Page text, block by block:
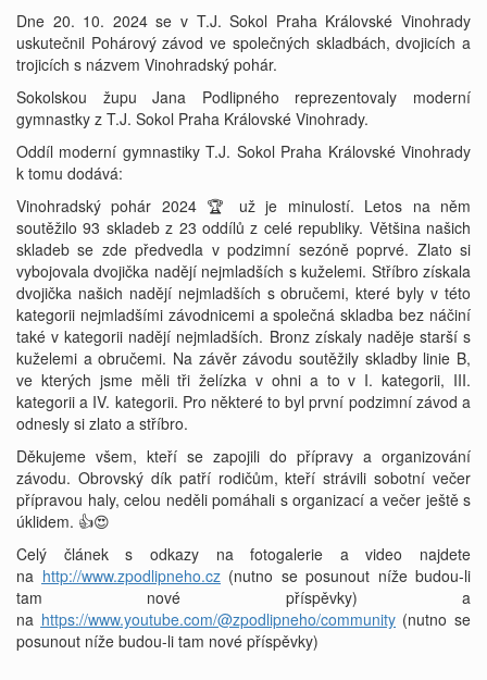
Dne 20. 10. 2024 se v T.J. Sokol Praha Královské Vinohrady
uskutečnil Pohárový závod ve společných skladbách, dvojicích a
trojicích s názvem Vinohradský pohár.
Sokolskou župu Jana Podlipného reprezentovaly moderní
gymnastky z T.J. Sokol Praha Královské Vinohrady.
Oddíl moderní gymnastiky T.J. Sokol Praha Královské Vinohrady
k tomu dodává:
Vinohradský pohár 2024 🏆 už je minulostí. Letos na něm
soutěžilo 93 skladeb z 23 oddílů z celé republiky. Většina našich
skladeb se zde předvedla v podzimní sezóně poprvé. Zlato si
vybojovala dvojička nadějí nejmladších s kuželemi. Stříbro získala
dvojička našich nadějí nejmladších s obručemi, které byly v této
kategorii nejmladšími závodnicemi a společná skladba bez náčiní
také v kategorii nadějí nejmladších. Bronz získaly naděje starší s
kuželemi a obručemi. Na závěr závodu soutěžily skladby linie B,
ve kterých jsme měli tři želízka v ohni a to v I. kategorii, III.
kategorii a IV. kategorii. Pro některé to byl první podzimní závod a
odnesly si zlato a stříbro.
Děkujeme všem, kteří se zapojili do přípravy a organizování
závodu. Obrovský dík patří rodičům, kteří strávili sobotní večer
přípravou haly, celou neděli pomáhali s organizací a večer ještě s
úklidem. 👍😍
Celý článek s odkazy na fotogalerie a video najdete
na http://www.zpodlipneho.cz(nutno se posunout níže budou-li
tam nové příspěvky) a
na https://www.youtube.com/@zpodlipneho/community(nutno se
posunout níže budou-li tam nové příspěvky)